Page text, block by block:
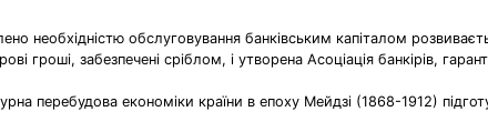
необхідністю обслуговування банківським капіталом
гроші, забезпечені сріблом, і утворена Асоціація банкірів,
перебудова економіки країни в епоху Мейдзі (1868-1912)